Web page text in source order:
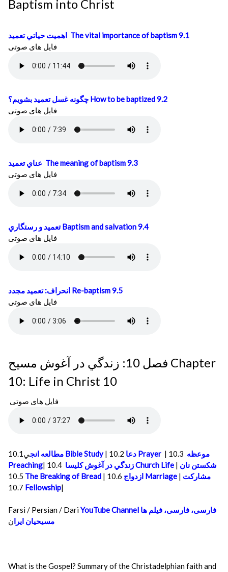
Baptism into Christ
اهميت حياتي تعميد The vital importance of baptism 9.1
فایل های صوتی
چگونه غسل تعميد بشويم؟ How to be baptized 9.2
فایل های صوتی
عناي تعميد The meaning of baptism 9.3
فایل های صوتی
تعميد و رستگاري Baptism and salvation 9.4
فایل های صوتی
انحراف: تعميد مجدد Re-baptism 9.5
فایل های صوتی
فصل 10: زندگي در آغوش مسيح Chapter
10: Life in Christ 10
مطالعه انج Bible Study| دعا Prayer | موعظه 10.3
Preaching| زندگي در آغوش كليساChurch Life | شكستن نان
The Breaking of Bread | ازدواج Marriage | مشاركت
Fellowship|
Farsi / Persian / DariYouTube Channel فارسی، فارسی، فیلم ها
مسیحیان ایرا
What is the Gospel? Summary of the Christadelphian faith and